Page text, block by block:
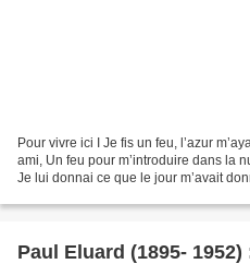
Pour vivre ici I Je fis un feu, l’azur
ami, Un feu pour m’introduire dans la
Je lui donnai ce que le jour m’avait
Paul Eluard (1895-